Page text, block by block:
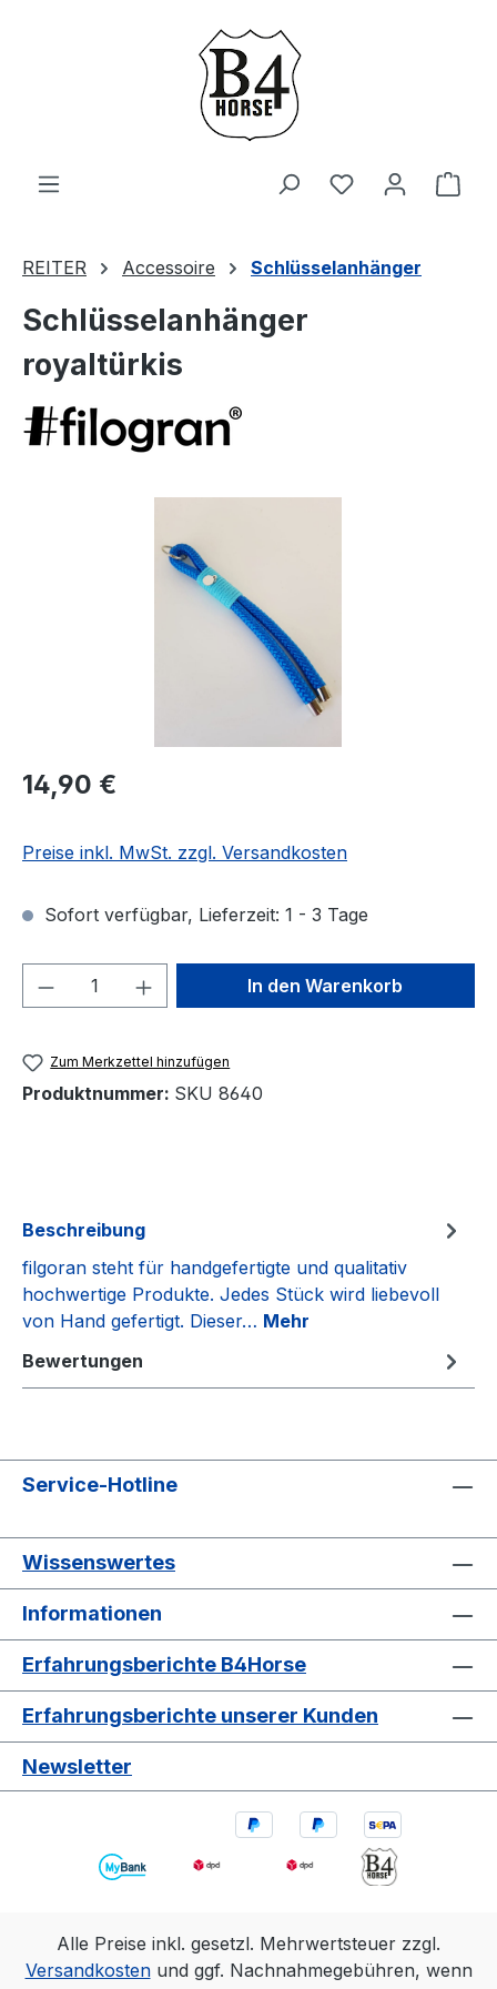
Zum Hauptinhalt springen
Du hast 0
REITER Accessoire Schlüsselanhänger
Schlüsselanhänger
royaltürkis
Regulärer Preis:
14,90 €
Preise inkl. MwSt. zzgl. Versandkosten
Sofort verfügbar, Lieferzeit: 1 - 3 Tage
Produkt Anzahl: Gib denIn den Warenkorb
Zum Merkzettel hinzufügen
Produktnummer: SKU 8640
Beschreibung
filgoran steht für handgefertigte und qualitativ
hochwertige Produkte. Jedes Stück wird liebevoll
von Hand gefertigt. Dieser… Mehr
Bewertungen
Service-Hotline
Wissenswertes
Informationen
Erfahrungsberichte B4Horse
Erfahrungsberichte unserer Kunden
Newsletter
Alle Preise inkl. gesetzl. Mehrwertsteuer zzgl.
Versandkostenund ggf. Nachnahmegebühren, wenn